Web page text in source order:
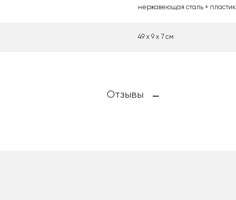
нержавеющая сталь + пластик
49 х 9 х 7 см
Отзывы